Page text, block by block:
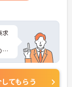
求
長
に
てもらう